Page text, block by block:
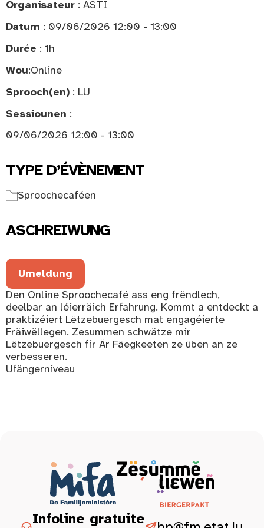
Organisateur : ASTI
Datum : 09/06/2026 12:00 - 13:00
Durée : 1h
Wou:Online
Sprooch(en) : LU
Sessiounen :
09/06/2026 12:00 - 13:00
TYPE D’ÉVÈNEMENT
Sproochecaféen
ASCHREIWUNG
Umeldung
Den Online Sproochecafé ass eng frëndlech,
deelbar an léierräich Erfahrung. Kommt a entdeckt a
praktizéiert Lëtzebuergesch mat engagéierte
Fräiwëllegen. Zesummen schwätze mir
Lëtzebuergesch fir Är Fäegkeeten ze üben an ze
verbesseren.
Ufängerniveau
Infoline gratuite